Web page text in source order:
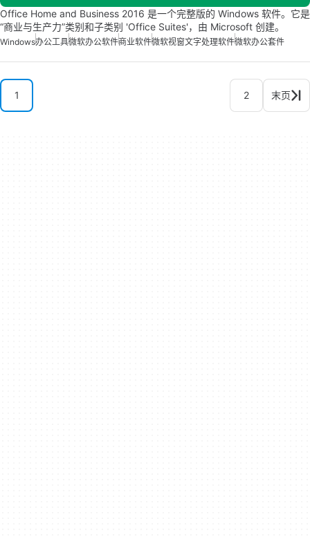
Office Home and Business 2016 是一个完整版的 Windows 软件。它是
“商业与生产力”类别和子类别 'Office Suites'，由 Microsoft 创建。
Windows办公工具微软办公软件商业软件微软视窗文字处理软件微软办公套件
1 2 末页